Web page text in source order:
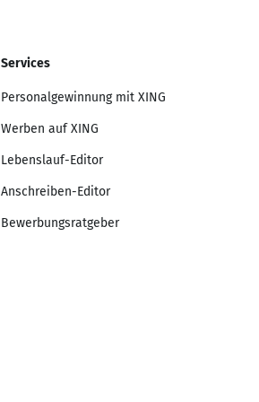
Services
Personalgewinnung mit XING
Werben auf XING
Lebenslauf-Editor
Anschreiben-Editor
Bewerbungsratgeber